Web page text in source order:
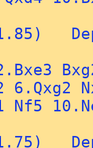
6.Qxg2
Nf5